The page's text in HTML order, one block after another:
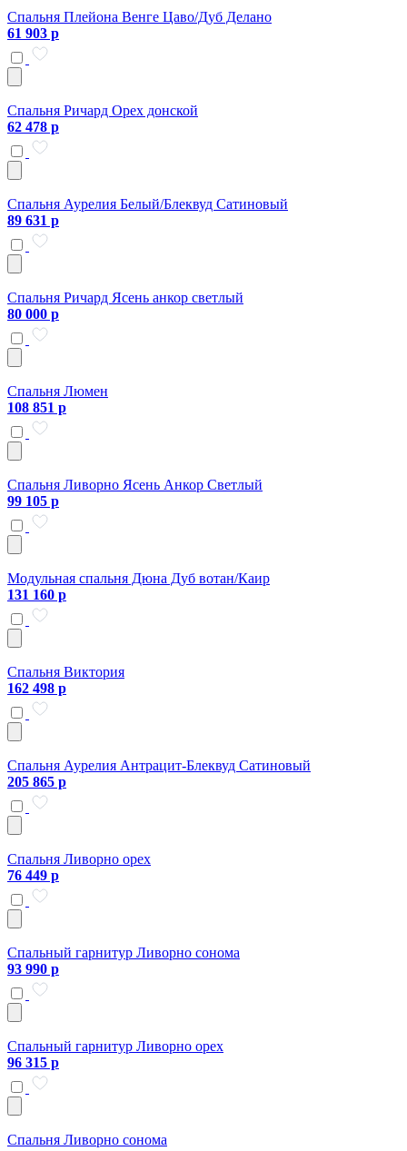
Спальня Плейона Венге Цаво/Дуб Делано
61 903 р
Спальня Ричард Орех донской
62 478 р
Спальня Аурелия Белый/Блеквуд Сатиновый
89 631 р
Спальня Ричард Ясень анкор светлый
80 000 р
Спальня Люмен
108 851 р
Спальня Ливорно Ясень Анкор Светлый
99 105 р
Модульная спальня Дюна Дуб вотан/Каир
131 160 р
Спальня Виктория
162 498 р
Спальня Аурелия Антрацит-Блеквуд Сатиновый
205 865 р
Спальня Ливорно орех
76 449 р
Спальный гарнитур Ливорно сонома
93 990 р
Спальный гарнитур Ливорно орех
96 315 р
Спальня Ливорно сонома